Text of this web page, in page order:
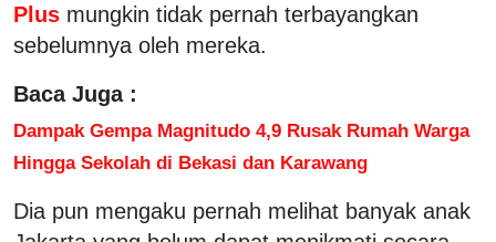
Plus mungkin tidak pernah terbayangkan
sebelumnya oleh mereka.
Baca Juga :
Dampak Gempa Magnitudo 4,9 Rusak Rumah Warga
Hingga Sekolah di Bekasi dan Karawang
Dia pun mengaku pernah melihat banyak anak